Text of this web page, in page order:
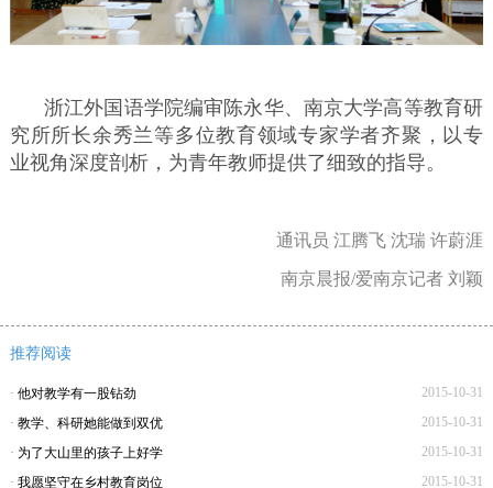
浙江外国语学院编审陈永华、南京大学高等教育研
究所所长余秀兰等多位教育领域专家学者齐聚，以专
业视角深度剖析，为青年教师提供了细致的指导。
通讯员 江腾飞 沈瑞 许蔚涯
南京晨报/爱南京记者 刘颖
推荐阅读
2015-10-31
· 他对教学有一股钻劲
2015-10-31
· 教学、科研她能做到双优
2015-10-31
· 为了大山里的孩子上好学
2015-10-31
· 我愿坚守在乡村教育岗位